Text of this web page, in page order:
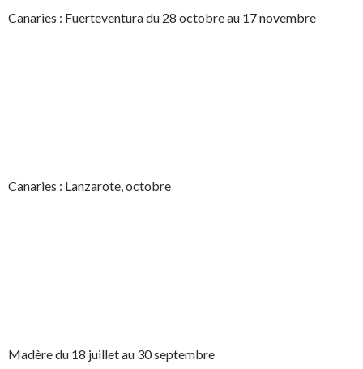
Canaries : Fuerteventura du 28 octobre au 17 novembre
Canaries : Lanzarote, octobre
Madère du 18 juillet au 30 septembre